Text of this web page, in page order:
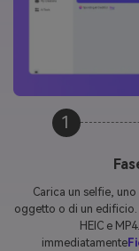
1
Fase 3.
In pochi secondi, il
perfetto per TikTok,
condividere e
pubblico,